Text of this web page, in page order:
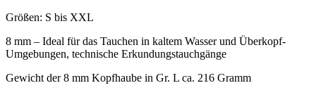
Größen: S bis XXL
8 mm – Ideal für das Tauchen in kaltem Wasser und Überkopf-
Umgebungen, technische Erkundungstauchgänge
Gewicht der 8 mm Kopfhaube in Gr. L ca. 216 Gramm